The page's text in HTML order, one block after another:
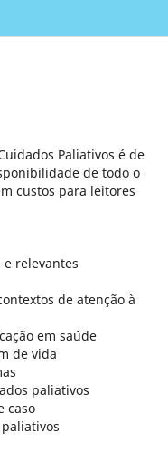
Paliativos é de
de todo o
custos para leitores
relevantes
de atenção à
em saúde
de vida
paliativos
caso